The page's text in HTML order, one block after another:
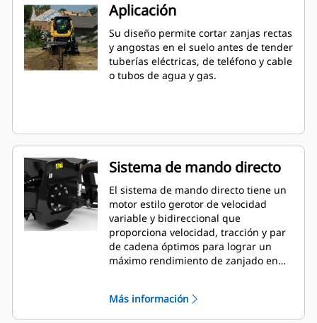
Aplicación
Su diseño permite cortar zanjas rectas
y angostas en el suelo antes de tender
tuberías eléctricas, de teléfono y cable
o tubos de agua y gas.
Sistema de mando directo
El sistema de mando directo tiene un
motor estilo gerotor de velocidad
variable y bidireccional que
proporciona velocidad, tracción y par
de cadena óptimos para lograr un
máximo rendimiento de zanjado en
Más información